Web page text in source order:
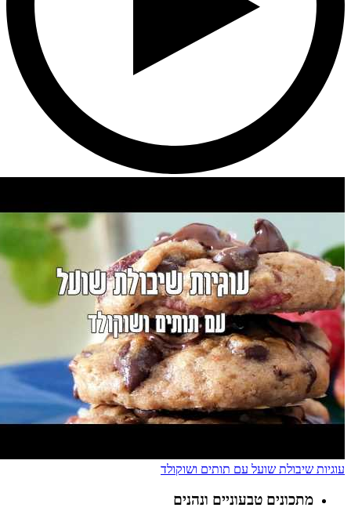
עוגיות שיבולת שועל עם תותים ושוקולד
מתכונים טבעוניים ונהנים